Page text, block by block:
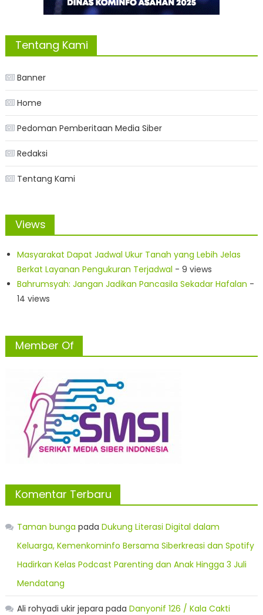
Tentang Kami
Banner
Home
Pedoman Pemberitaan Media Siber
Redaksi
Tentang Kami
Views
Masyarakat Dapat Jadwal Ukur Tanah yang Lebih Jelas
Berkat Layanan Pengukuran Terjadwal - 9 views
Bahrumsyah: Jangan Jadikan Pancasila Sekadar Hafalan -
14 views
Member Of
Komentar Terbaru
Taman bunga pada Dukung Literasi Digital dalam
Keluarga, Kemenkominfo Bersama Siberkreasi dan Spotify
Hadirkan Kelas Podcast Parenting dan Anak Hingga 3 Juli
Mendatang
Ali rohyadi ukir jepara pada Danyonif 126 / Kala Cakti